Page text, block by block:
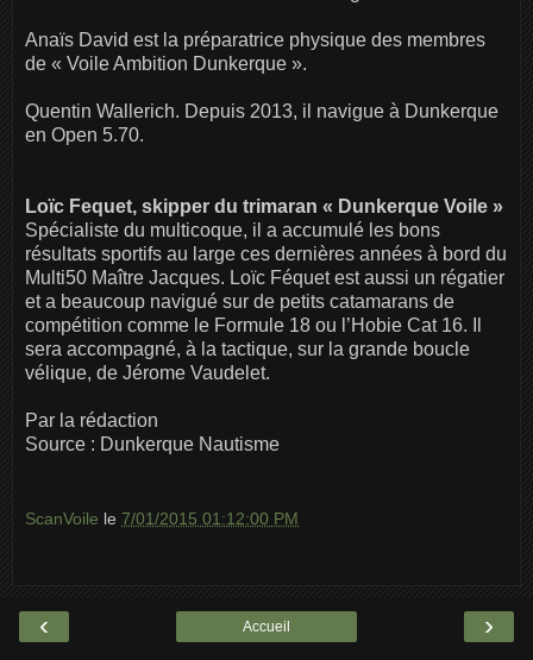
Anaïs David est la préparatrice physique des membres
de « Voile Ambition Dunkerque ».
Quentin Wallerich. Depuis 2013, il navigue à Dunkerque
en Open 5.70.
Loïc Fequet, skipper du trimaran « Dunkerque Voile »
Spécialiste du multicoque, il a accumulé les bons
résultats sportifs au large ces dernières années à bord du
Multi50 Maître Jacques. Loïc Féquet est aussi un régatier
et a beaucoup navigué sur de petits catamarans de
compétition comme le Formule 18 ou l’Hobie Cat 16. Il
sera accompagné, à la tactique, sur la grande boucle
vélique, de Jérome Vaudelet.
Par la rédaction
Source : Dunkerque Nautisme
ScanVoile le 7/01/2015 01:12:00 PM
‹ ›
Accueil